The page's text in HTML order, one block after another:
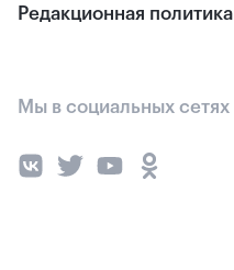
Редакционная политика
Мы в социальных сетях